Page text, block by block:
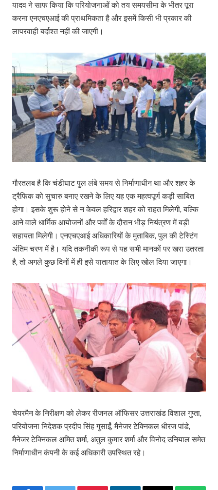
यादव ने साफ किया कि परियोजनाओं को तय समयसीमा के भीतर पूरा
करना एनएचएआई की प्राथमिकता है और इसमें किसी भी प्रकार की
लापरवाही बर्दाश्त नहीं की जाएगी।
गौरतलब है कि चंडीघाट पुल लंबे समय से निर्माणाधीन था और शहर के
ट्रैफिक को सुचारु बनाए रखने के लिए यह एक महत्वपूर्ण कड़ी साबित
होगा। इसके शुरू होने से न केवल हरिद्वार शहर को राहत मिलेगी, बल्कि
आने वाले धार्मिक आयोजनों और पर्वों के दौरान भीड़ नियंत्रण में बड़ी
सहायता मिलेगी। एनएचएआई अधिकारियों के मुताबिक, पुल की टेस्टिंग
अंतिम चरण में है। यदि तकनीकी रूप से यह सभी मानकों पर खरा उतरता
है, तो अगले कुछ दिनों में ही इसे यातायात के लिए खोल दिया जाएगा।
चेयरमैन के निरीक्षण को लेकर रीजनल ऑफिसर उत्तराखंड विशाल गुप्ता,
परियोजना निदेशक प्रदीप सिंह गुसाईं, मैनेजर टेक्निकल धीरज पांडे,
मैनेजर टेक्निकल अमित शर्मा, अतुल कुमार शर्मा और विनोद उनियाल समेत
निर्माणाधीन कंपनी के कई अधिकारी उपस्थित रहे।